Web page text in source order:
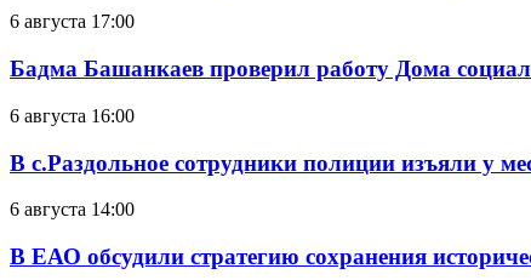
6 августа 17:00
Бадма Башанкаев проверил работу Дома
6 августа 16:00
В с.Раздольное сотрудники полиции изъяли у
6 августа 14:00
В ЕАО обсудили стратегию сохранения